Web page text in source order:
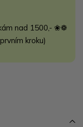
nad 1500,- ❀❁
kroku)